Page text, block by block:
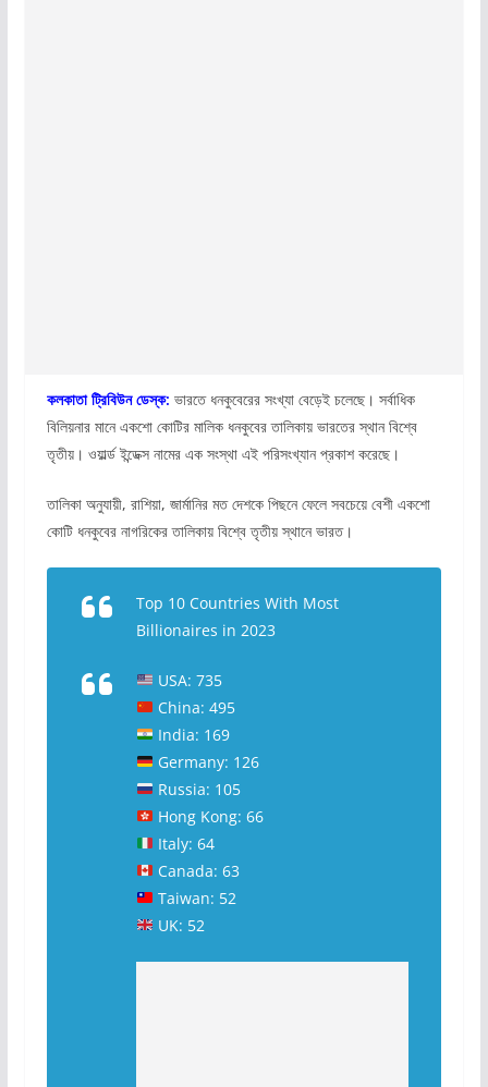
কলকাতা ট্রিবিউন ডেস্ক: ভারতে ধনকুবেরের সংখ্যা বেড়েই চলেছে। সর্বাধিক
বিলিয়নার মানে একশো কোটির মালিক ধনকুবের তালিকায় ভারতের স্থান বিশ্বে
তৃতীয়। ওয়ার্ল্ড ইন্ডেক্স নামের এক সংস্থা এই পরিসংখ্যান প্রকাশ করেছে।
তালিকা অনুযায়ী, রাশিয়া, জার্মানির মত দেশকে পিছনে ফেলে সবচেয়ে বেশী একশো
কোটি ধনকুবের নাগরিকের তালিকায় বিশ্বে তৃতীয় স্থানে ভারত।
Top 10 Countries With Most
Billionaires in 2023
USA: 735
China: 495
India: 169
Germany: 126
Russia: 105
Hong Kong: 66
Italy: 64
Canada: 63
Taiwan: 52
UK: 52